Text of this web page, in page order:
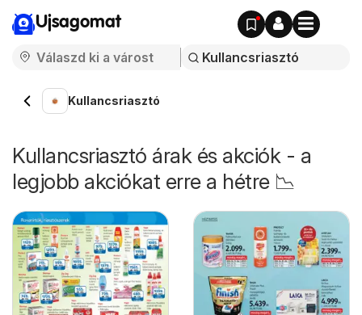
Ujsagomat
Kullancsriasztó
Kullancsriasztó árak és akciók - a
legjobb akciókat erre a hétre 📉